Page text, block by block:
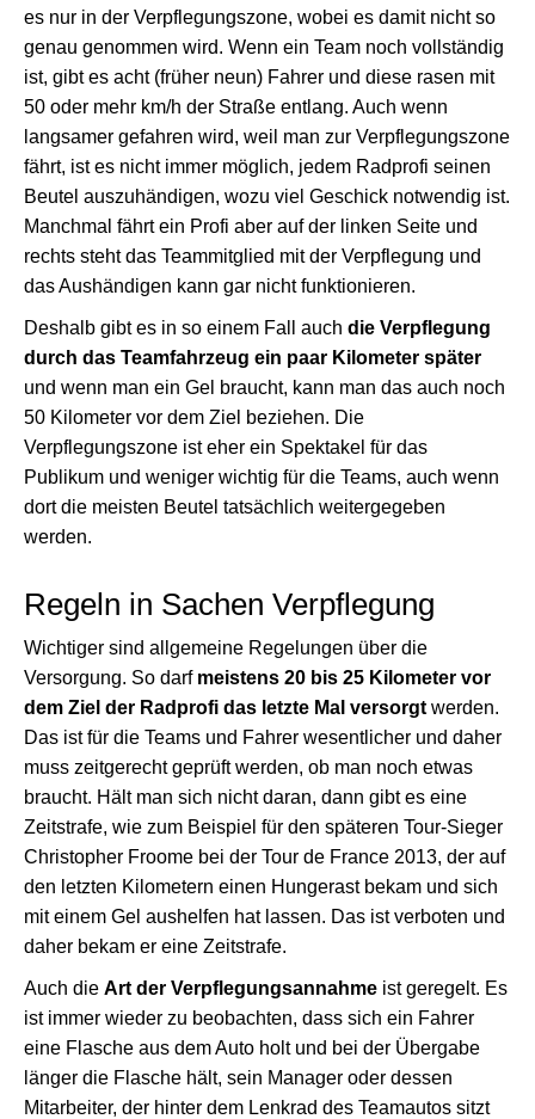
es nur in der Verpflegungszone, wobei es damit nicht so
genau genommen wird. Wenn ein Team noch vollständig
ist, gibt es acht (früher neun) Fahrer und diese rasen mit
50 oder mehr km/h der Straße entlang. Auch wenn
langsamer gefahren wird, weil man zur Verpflegungszone
fährt, ist es nicht immer möglich, jedem Radprofi seinen
Beutel auszuhändigen, wozu viel Geschick notwendig ist.
Manchmal fährt ein Profi aber auf der linken Seite und
rechts steht das Teammitglied mit der Verpflegung und
das Aushändigen kann gar nicht funktionieren.
Deshalb gibt es in so einem Fall auch die Verpflegung
durch das Teamfahrzeug ein paar Kilometer später
und wenn man ein Gel braucht, kann man das auch noch
50 Kilometer vor dem Ziel beziehen. Die
Verpflegungszone ist eher ein Spektakel für das
Publikum und weniger wichtig für die Teams, auch wenn
dort die meisten Beutel tatsächlich weitergegeben
werden.
Regeln in Sachen Verpflegung
Wichtiger sind allgemeine Regelungen über die
Versorgung. So darf meistens 20 bis 25 Kilometer vor
dem Ziel der Radprofi das letzte Mal versorgt werden.
Das ist für die Teams und Fahrer wesentlicher und daher
muss zeitgerecht geprüft werden, ob man noch etwas
braucht. Hält man sich nicht daran, dann gibt es eine
Zeitstrafe, wie zum Beispiel für den späteren Tour-Sieger
Christopher Froome bei der Tour de France 2013, der auf
den letzten Kilometern einen Hungerast bekam und sich
mit einem Gel aushelfen hat lassen. Das ist verboten und
daher bekam er eine Zeitstrafe.
Auch die Art der Verpflegungsannahme ist geregelt. Es
ist immer wieder zu beobachten, dass sich ein Fahrer
eine Flasche aus dem Auto holt und bei der Übergabe
länger die Flasche hält, sein Manager oder dessen
Mitarbeiter, der hinter dem Lenkrad des Teamautos sitzt